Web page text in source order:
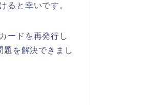
ると幸いです。
ードを再発行し
題を解決できまし